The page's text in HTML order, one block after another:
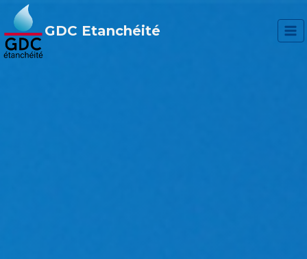
Aller
contenu
GDC Etanchéité